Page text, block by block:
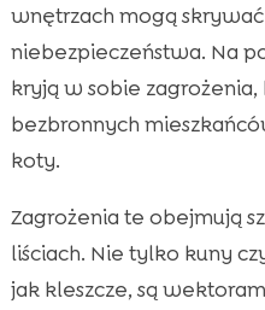
wnętrzach mogą
niebezpieczeństwa. Na
kryją w sobie
bezbronnych
koty.
Zagrożenia te obejmują
liściach. Nie tylko kuny
jak kleszcze, są